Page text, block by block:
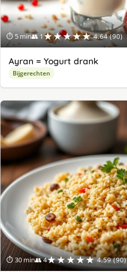
⏱ 5 min👥 1★★★★★ 4.64 (90)
Ayran = Yogurt drank
Bijgerechten
⏱ 30 min👥 4★★★★★ 4.59 (90)